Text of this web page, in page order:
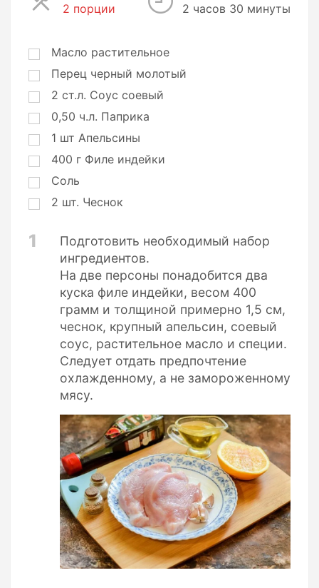
2 порции
ц
и
2 часов 30 минуты
Масло растительное
Перец черный молотый
2 ст.л. Соус соевый
0,50 ч.л. Паприка
1 шт Апельсины
400 г Филе индейки
Соль
2 шт. Чеснок
1
Подготовить необходимый набор
ингредиентов.
На две персоны понадобится два
куска филе индейки, весом 400
грамм и толщиной примерно 1,5 см,
чеснок, крупный апельсин, соевый
соус, растительное масло и специи.
Следует отдать предпочтение
охлажденному, а не замороженному
мясу.